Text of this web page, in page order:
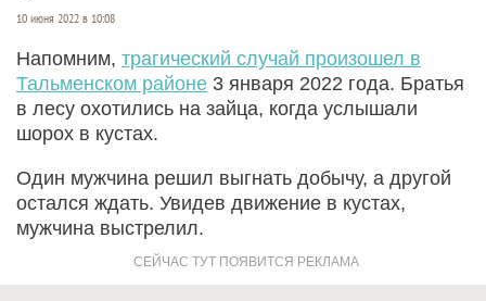
10 июня 2022 в 10:08
Напомним, трагический случай произошел в
Тальменском районе 3 января 2022 года. Братья
в лесу охотились на зайца, когда услышали
шорох в кустах.
Один мужчина решил выгнать добычу, а другой
остался ждать. Увидев движение в кустах,
мужчина выстрелил.